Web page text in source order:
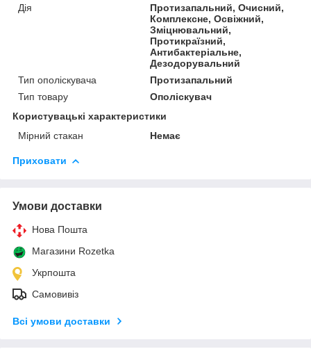
Дія
Протизапальний, Очисний,
Комплексне, Освіжний,
Зміцнювальний,
Протикраїзний,
Антибактеріальне,
Дезодорувальний
Тип ополіскувача
Протизапальний
Тип товару
Ополіскувач
Користувацькі характеристики
Мірний стакан
Немає
Приховати
Умови доставки
Нова Пошта
Магазини Rozetka
Укрпошта
Самовивіз
Всі умови доставки